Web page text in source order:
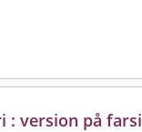
: version på farsi